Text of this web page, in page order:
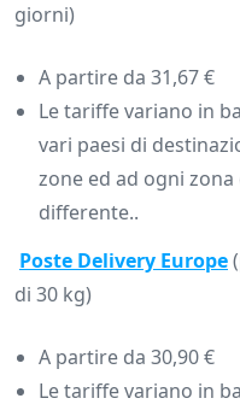
giorni)
A partire da 31,67 €
Le tariffe variano in
vari paesi di
zone ed ad ogni
differente..
Poste Delivery Europe
di 30 kg)
A partire da 30,90 €
Le tariffe variano in